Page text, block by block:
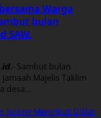
Warga
bulan
SAW.
Sambut bulan
Majelis Taklim
desa...
Jorong Mengikuti Diklat